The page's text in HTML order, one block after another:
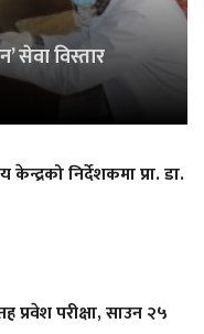
सेवा विस्तार
केन्द्रको निर्देशकमा प्रा. डा.
प्रवेश परीक्षा, साउन २५